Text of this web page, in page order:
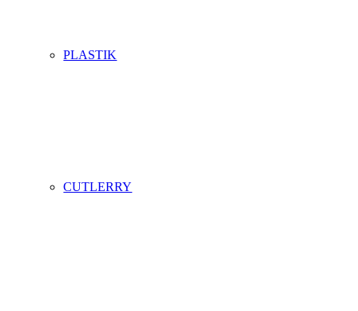
PLASTIK
CUTLERRY